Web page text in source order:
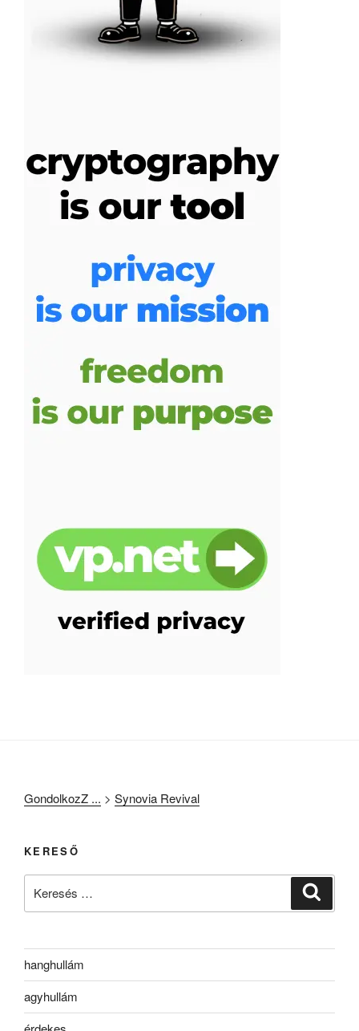
GondolkozZ ... > Synovia Revival
KERESŐ
hanghullám
agyhullám